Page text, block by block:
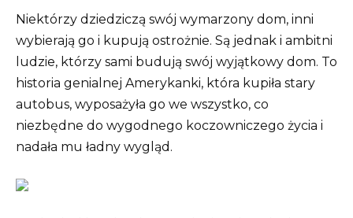
Niektórzy dziedziczą swój wymarzony dom, inni
wybierają go i kupują ostrożnie. Są jednak i ambitni
ludzie, którzy sami budują swój wyjątkowy dom. To
historia genialnej Amerykanki, która kupiła stary
autobus, wyposażyła go we wszystko, co
niezbędne do wygodnego koczowniczego życia i
nadała mu ładny wygląd.